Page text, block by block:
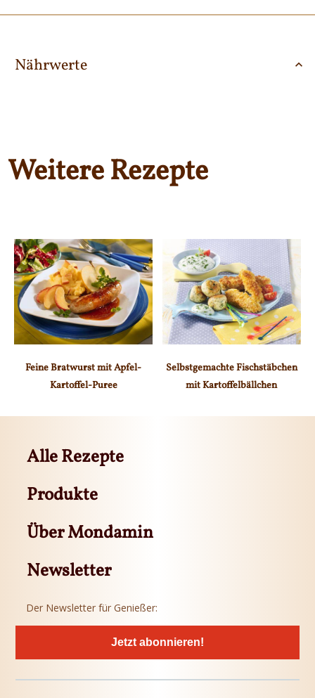
Nährwerte
Weitere Rezepte
Feine Bratwurst mit Apfel-
Kartoffel-Puree
Selbstgemachte Fischstäbchen
mit Kartoffelbällchen
Alle Rezepte
Produkte
Über Mondamin
Newsletter
Der Newsletter für Genießer:
Jetzt abonnieren!